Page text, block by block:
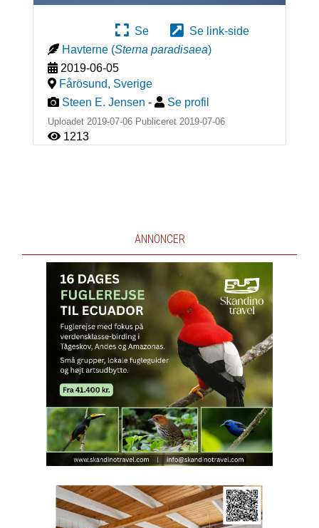
Se
Se link-side
Havterne (Sterna paradisaea)
2019-06-05
Fårösund, Sverige
Steen E. Jensen - Se profil
Uploadet 2019-07-06 Publiceret 2019-07-06
1213
ANNONCER